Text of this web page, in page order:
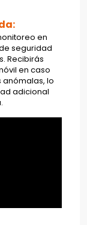
en
seguridad
Recibirás
en caso
anómalas, lo
adicional